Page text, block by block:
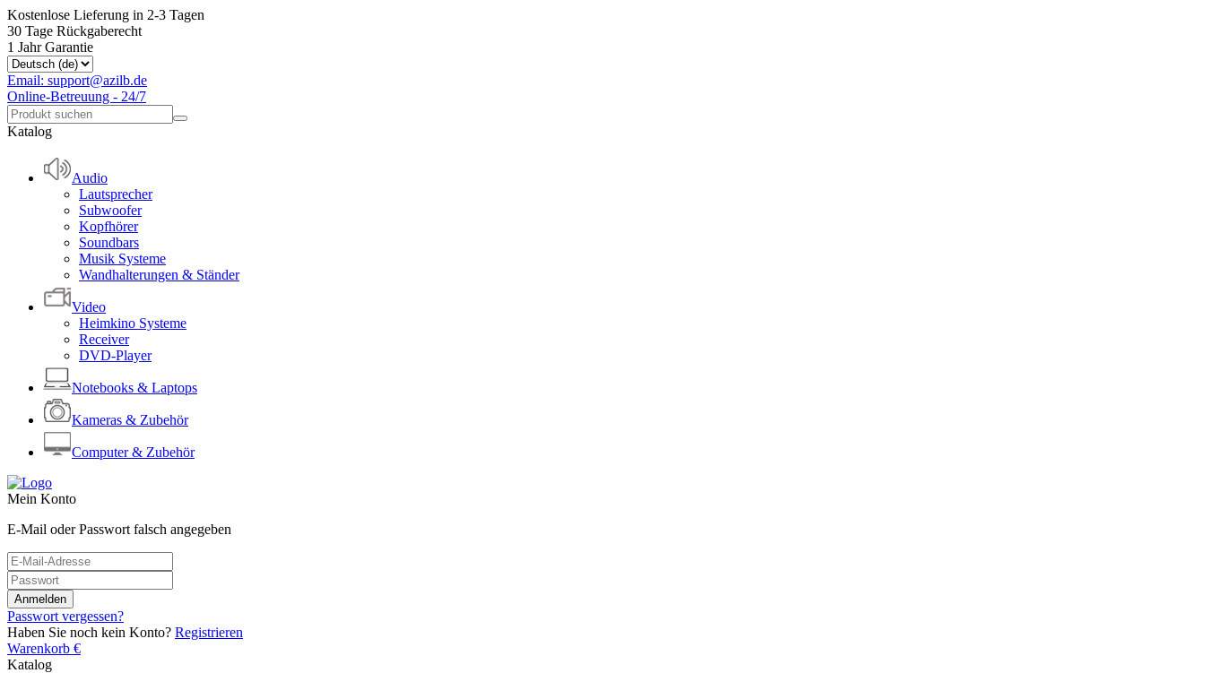
Kostenlose Lieferung in 2-3 Tagen
30 Tage Rückgaberecht
1 Jahr Garantie
Email: support@azilb.de
Online-Betreuung - 24/7
Katalog
Audio
Lautsprecher
Subwoofer
Kopfhörer
Soundbars
Musik Systeme
Wandhalterungen & Ständer
Video
Heimkino Systeme
Receiver
DVD-Player
Notebooks & Laptops
Kameras & Zubehör
Computer & Zubehör
Mein Konto
E-Mail oder Passwort falsch angegeben
Passwort vergessen?
Haben Sie noch kein Konto? Registrieren
Warenkorb €
Katalog